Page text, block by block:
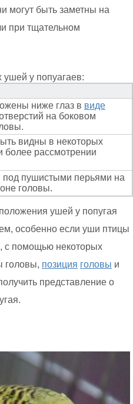
могут быть заметны на
при тщательном
у попуагаев:
ниже глаз в виде
на боковом
видны в некоторых
более рассмотрении
пушистыми перьями на
головы.
ушей у попугая
особенно если уши птицы
с помощью некоторых
головы, позиция головы и
представление о